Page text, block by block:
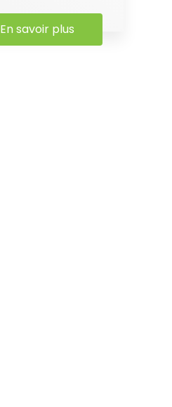
En savoir plus